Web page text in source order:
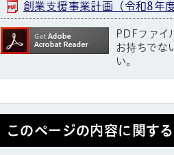
創業支援事業計画（令和8年
PDFファイ
お持ちでな
い。
このページの内容に関す